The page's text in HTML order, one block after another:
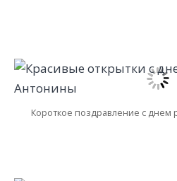
Короткое поздравление с